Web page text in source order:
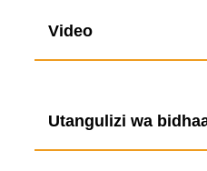
Video
Utangulizi wa